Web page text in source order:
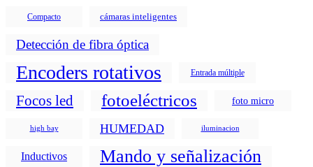
Compacto cámaras inteligentes
Detección de fibra óptica
Encoders rotativos Entrada múltiple
Focos led fotoeléctricos foto micro
high bay HUMEDAD iluminacion
Inductivos Mando y señalización